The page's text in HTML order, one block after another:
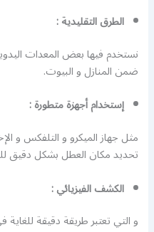
الطرق التقليدية :
نستخدم فيها بعض المعدات
ضمن المنازل و البيوت.
إستخدام أجهزة متطورة :
مثل جهاز الميكرو و التلفكس و
تحديد مكان العطل بشكل دقيق
الكشف الفيزيائي :
و التي تعتبر طريقة دقيقة